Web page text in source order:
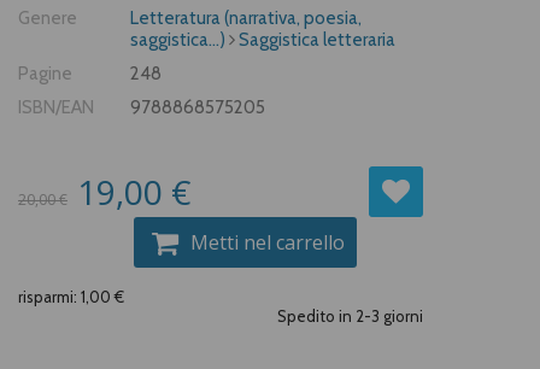
Genere
Letteratura (narrativa, poesia,
saggistica...)
Saggistica letteraria
Pagine
248
ISBN/EAN
9788868575205
20,00 € 19,00 €
Metti nel carrello
risparmi: 1,00 €
Spedito in 2-3 giorni